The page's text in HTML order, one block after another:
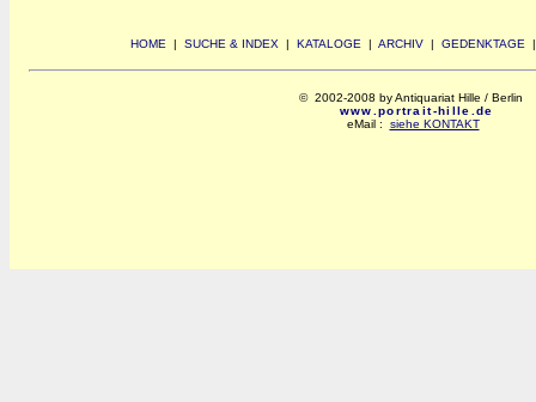
HOME | SUCHE & INDEX | KATALOGE | ARCHIV | GEDENKTAGE
© 2002-2008 by Antiquariat Hille / Berlin
www.portrait-hille.de
eMail : siehe KONTAKT